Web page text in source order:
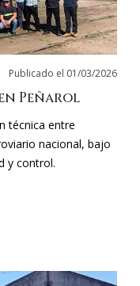
Publicado el 01/03/2026
Peñarol
técnica entre
nacional, bajo
y control.